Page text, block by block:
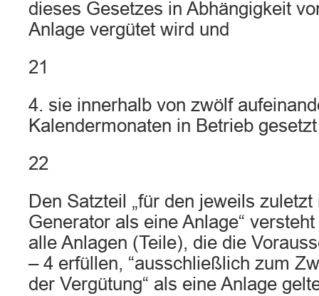
dieses Gesetzes in Abhängigkeit
Anlage vergütet wird und
21
4. sie innerhalb von zwölf
Kalendermonaten in Betrieb
22
Den Satzteil „für den jeweils
Generator als eine Anlage“
alle Anlagen (Teile), die die
– 4 erfüllen, “ausschließlich zum
der Vergütung“ als eine Anlage